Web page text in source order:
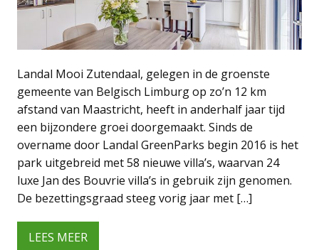
Landal Mooi Zutendaal, gelegen in de groenste
gemeente van Belgisch Limburg op zo’n 12 km
afstand van Maastricht, heeft in anderhalf jaar tijd
een bijzondere groei doorgemaakt. Sinds de
overname door Landal GreenParks begin 2016 is het
park uitgebreid met 58 nieuwe villa’s, waarvan 24
luxe Jan des Bouvrie villa’s in gebruik zijn genomen.
De bezettingsgraad steeg vorig jaar met […]
LEES MEER